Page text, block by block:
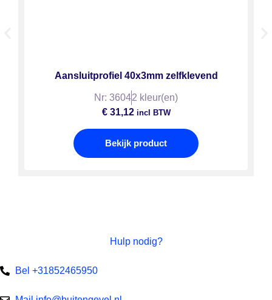
Aansluitprofiel 40x3mm zelfklevend
Nr: 36042 kleur(en)
€31,12incl BTW
Bekijk product
Hulp nodig?
Bel +31852465950